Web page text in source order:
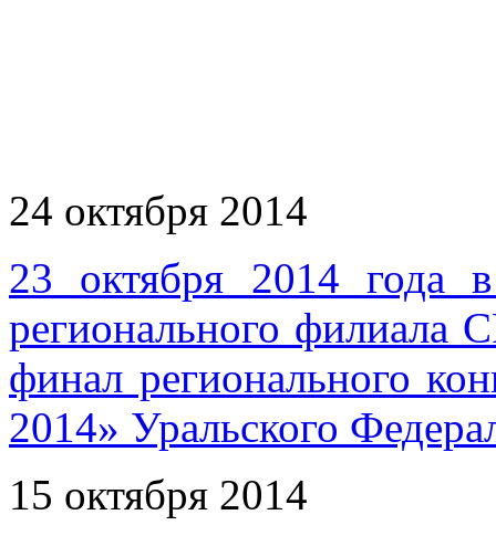
24 октября 2014
23 октября 2014 года
регионального
финал регионального
2014» Уральского
15 октября 2014